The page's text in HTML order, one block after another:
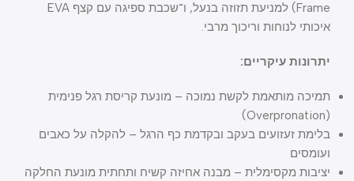
Frame) למניעת תזוזה בנעל, ו־שכבת ספיגה עם קצף EVA
איכותי לנוחות וריכוך מרבי.
יתרונות עיקריים:
תמיכה מותאמת לקשת נמוכה – מונעת קריסת רגל פנימית
(Overpronation)
בלימת זעזועים בעקב ובקדמת כף הרגל – להקלה על כאבים
ועומסים
יציבות מקסימלית – מבנה אחיזה קשיח ותחתית מונעת החלקה